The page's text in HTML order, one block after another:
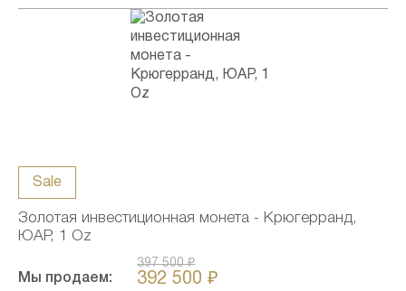
Sale
Золотая инвестиционная монета - Крюгерранд,
ЮАР, 1 Oz
Мы продаем:
397 500 ₽
392 500 ₽